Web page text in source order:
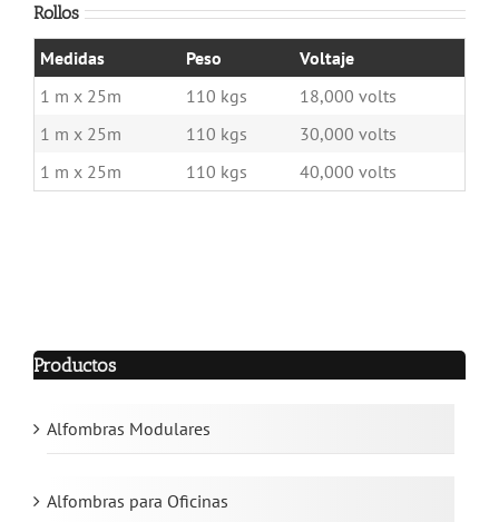
Rollos
Medidas Peso
Voltaje
1 m x 25m
110 kgs
18,000 volts
1 m x 25m
110 kgs
30,000 volts
1 m x 25m
110 kgs 40,000 volts
Productos
Alfombras Modulares
Alfombras para Oficinas